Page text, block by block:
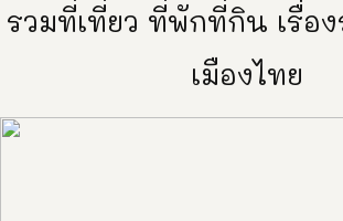
รวมที่เที่ยว ที่พักที่กิน เรื่อง
เมืองไทย